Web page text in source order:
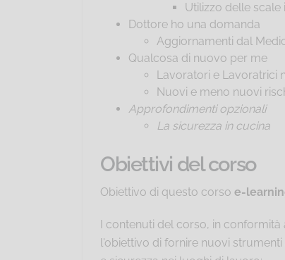
Utilizzo delle scale
Dottore ho una domanda
Aggiornamenti dal
Qualcosa di nuovo per me
Lavoratori e Lavoratrici
Nuovi e meno nuovi
Approfondimenti opzionali
La sicurezza in cucina
Obiettivi del corso
Obiettivo di questo corso e-
I contenuti del corso, in
l'obiettivo di fornire nuovi